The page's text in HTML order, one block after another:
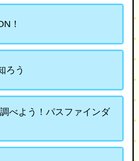
！
ろう
べよう！パスファインダ